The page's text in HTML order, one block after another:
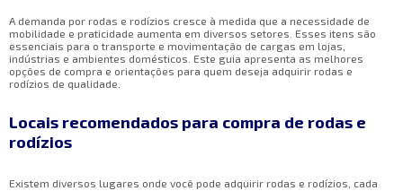
A demanda por rodas e rodízios cresce à medida que a necessidade de
mobilidade e praticidade aumenta em diversos setores. Esses itens são
essenciais para o transporte e movimentação de cargas em lojas,
indústrias e ambientes domésticos. Este guia apresenta as melhores
opções de compra e orientações para quem deseja adquirir rodas e
rodízios de qualidade.
Locais recomendados para compra de rodas e
rodízios
Existem diversos lugares onde você pode adquirir rodas e rodízios, cada